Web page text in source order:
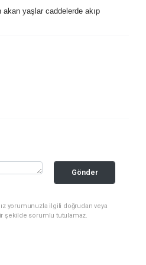
akan yaşlar caddelerde akıp
Gönder
yorumunuzla ilgili doğrudan veya
şekilde sorumlu tutulamaz.